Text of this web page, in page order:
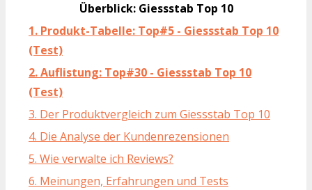
Überblick: Giessstab Top 10
1. Produkt-Tabelle: Top#5 - Giessstab Top 10
(Test)
2. Auflistung: Top#30 - Giessstab Top 10
(Test)
3. Der Produktvergleich zum Giessstab Top 10
4. Die Analyse der Kundenrezensionen
5. Wie verwalte ich Reviews?
6. Meinungen, Erfahrungen und Tests